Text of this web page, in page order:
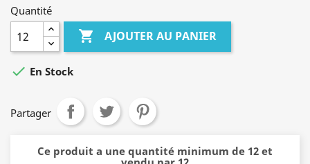
Quantité
 AJOUTER AU PANIER
 En Stock
Partager
Ce produit a une quantité minimum de 12 et